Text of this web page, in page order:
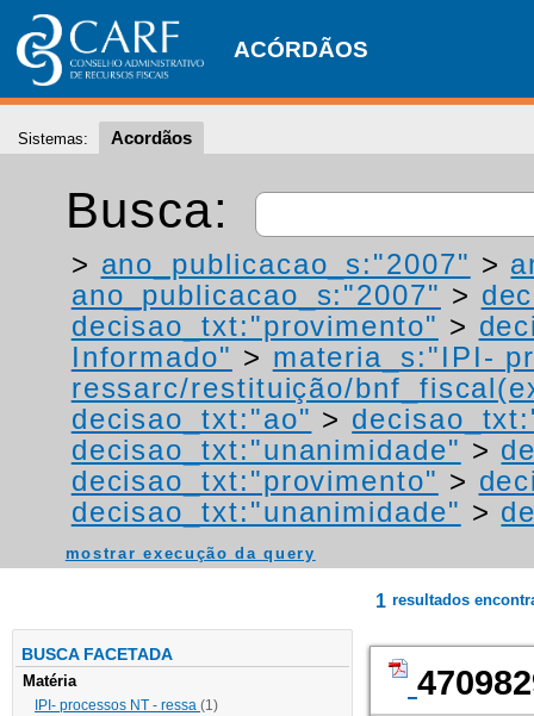
ACÓRDÃOS
Sistemas: Acordãos
Busca:
> ano_publicacao_s:"2007" >
ano_publicacao_s:"2007" >
decisao_txt:"provimento" >
Informado" > materia_s:"IPI-
ressarc/restituição/
decisao_txt:"ao" >
decisao_txt:"unanimidade" >
decisao_txt:"provimento" >
decisao_txt:"unanimidade" >
mostrar execução da query
BUSCA FACETADA
Matéria
IPI- processos NT - ressa (1)
1 resultados